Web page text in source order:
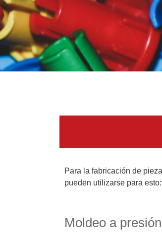
Para la fabricación de
pueden utilizarse para esto:
Moldeo a